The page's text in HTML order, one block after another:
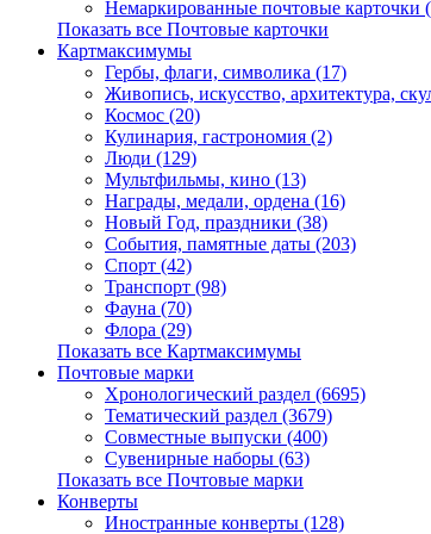
Немаркированные почтовые карточки
Показать все Почтовые карточки
Картмаксимумы
Гербы, флаги, символика (17)
Живопись, искусство, архитектура,
Космос (20)
Кулинария, гастрономия (2)
Люди (129)
Мультфильмы, кино (13)
Награды, медали, ордена (16)
Новый Год, праздники (38)
События, памятные даты (203)
Спорт (42)
Транспорт (98)
Фауна (70)
Флора (29)
Показать все Картмаксимумы
Почтовые марки
Хронологический раздел (6695)
Тематический раздел (3679)
Совместные выпуски (400)
Сувенирные наборы (63)
Показать все Почтовые марки
Конверты
Иностранные конверты (128)